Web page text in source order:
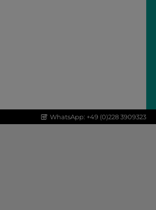
WhatsApp: +49 (0)228 3909323